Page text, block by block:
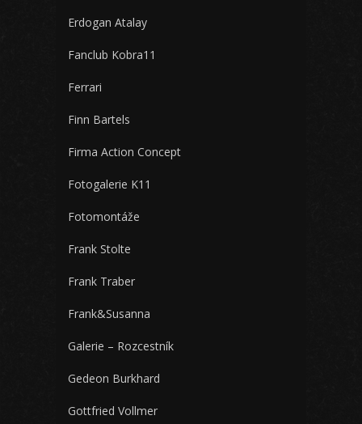
Erdogan Atalay
Fanclub Kobra11
Ferrari
Finn Bartels
Firma Action Concept
Fotogalerie K11
Fotomontáže
Frank Stolte
Frank Traber
Frank&Susanna
Galerie – Rozcestník
Gedeon Burkhard
Gottfried Vollmer